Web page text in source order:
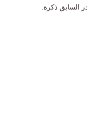
السابق ذكرة.